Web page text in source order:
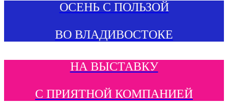
ОСЕНЬ С ПОЛЬЗОЙ
ВО ВЛАДИВОСТОКЕ
НА ВЫСТАВКУ
С ПРИЯТНОЙ КОМПАНИЕЙ